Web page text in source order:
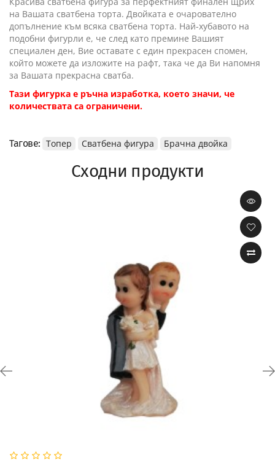
на Вашата сватбена торта. Двойката е очарователно
допълнение към всяка сватбена торта. Най-хубавото на
подобни фигурли е, че след като премине Вашият
специален ден, Вие оставате с един прекрасен спомен,
който можете да изложите на рафт, така че да Ви напомня
за Вашата прекрасна сватба.
Тази фигурка е ръчна изработка, което значи, че
количествата са ограничени.
Тагове: Топер Сватбена фигура Брачна двойка
Сходни продукти